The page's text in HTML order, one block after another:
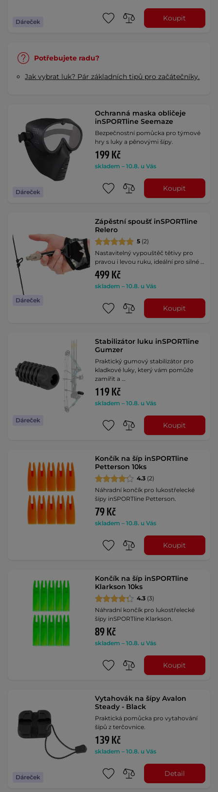
Dáreček Koupit
Potřebujete radu?
Jak vybrat luk? Pár základních tipů pro začátečníky.
Dáreček
Ochranná maska obličeje
inSPORTline Seemaze
Bezpečnostní pomůcka pro týmové
hry s luky a pěnovými šípy.
199 Kč
skladem – 10.8. u Vás
Koupit
Dáreček
Zápěstní spoušť inSPORTline
Relero
5 (2)
Nastavitelný vypouštěč tětivy pro
pravou i levou ruku, ideální pro silné …
499 Kč
skladem – 10.8. u Vás
Koupit
Dáreček
Stabilizátor luku inSPORTline
Gumzer
Praktický gumový stabilizátor pro
kladkové luky, který vám pomůže
zamířit a …
119 Kč
skladem – 10.8. u Vás
Koupit
Končík na šíp inSPORTline
Petterson 10ks
4.3 (2)
Náhradní končík pro lukostřelecké
šípy inSPORTline Petterson.
79 Kč
skladem – 10.8. u Vás
Koupit
Končík na šíp inSPORTline
Klarkson 10ks
4.3 (3)
Náhradní končík pro lukostřelecké
šípy inSPORTline Klarkson.
89 Kč
skladem – 10.8. u Vás
Koupit
Dáreček
Vytahovák na šípy Avalon
Steady - Black
Praktická pomůcka pro vytahování
šípů z terčovnice.
139 Kč
skladem – 10.8. u Vás
Detail